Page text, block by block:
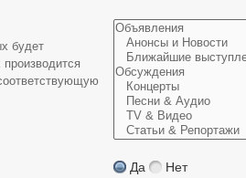
будет
Да Нет